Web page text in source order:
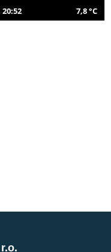
20:52 7,8 °C